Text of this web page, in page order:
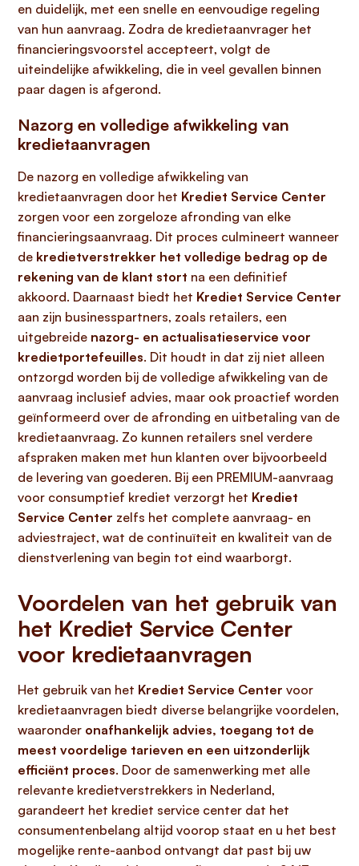
en duidelijk, met een snelle en eenvoudige regeling
van hun aanvraag. Zodra de kredietaanvrager het
financieringsvoorstel accepteert, volgt de
uiteindelijke afwikkeling, die in veel gevallen binnen
paar dagen is afgerond.
Nazorg en volledige afwikkeling van
kredietaanvragen
De nazorg en volledige afwikkeling van
kredietaanvragen door het Krediet Service Center
zorgen voor een zorgeloze afronding van elke
financieringsaanvraag. Dit proces culmineert wanneer
de kredietverstrekker het volledige bedrag op de
rekening van de klant stort na een definitief
akkoord. Daarnaast biedt het Krediet Service Center
aan zijn businesspartners, zoals retailers, een
uitgebreide nazorg- en actualisatieservice voor
kredietportefeuilles. Dit houdt in dat zij niet alleen
ontzorgd worden bij de volledige afwikkeling van de
aanvraag inclusief advies, maar ook proactief worden
geïnformeerd over de afronding en uitbetaling van de
kredietaanvraag. Zo kunnen retailers snel verdere
afspraken maken met hun klanten over bijvoorbeeld
de levering van goederen. Bij een PREMIUM-aanvraag
voor consumptief krediet verzorgt het Krediet
Service Center zelfs het complete aanvraag- en
adviestraject, wat de continuïteit en kwaliteit van de
dienstverlening van begin tot eind waarborgt.
Voordelen van het gebruik van
het Krediet Service Center
voor kredietaanvragen
Het gebruik van het Krediet Service Center voor
kredietaanvragen biedt diverse belangrijke voordelen,
waaronder onafhankelijk advies, toegang tot de
meest voordelige tarieven en een uitzonderlijk
efficiënt proces. Door de samenwerking met alle
relevante kredietverstrekkers in Nederland,
garandeert het krediet service center dat het
consumentenbelang altijd voorop staat en u het best
mogelijke rente-aanbod ontvangt dat past bij uw